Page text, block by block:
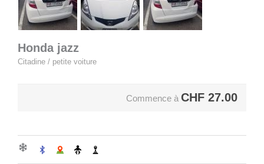
Honda jazz
Citadine / petite voiture
Commence à CHF 27.00